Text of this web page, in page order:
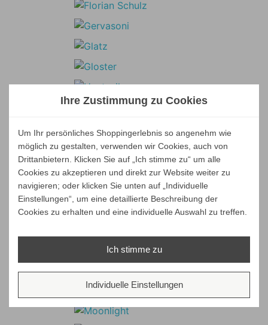
Ihre Zustimmung zu Cookies
Um Ihr persönliches Shoppingerlebnis so angenehm wie
möglich zu gestalten, verwenden wir Cookies, auch von
Drittanbietern. Klicken Sie auf „Ich stimme zu“ um alle
Cookies zu akzeptieren und direkt zur Website weiter zu
navigieren; oder klicken Sie unten auf „Individuelle
Einstellungen“, um eine detaillierte Beschreibung der
Cookies zu erhalten und eine individuelle Auswahl zu treffen.
Ich stimme zu
Individuelle Einstellungen